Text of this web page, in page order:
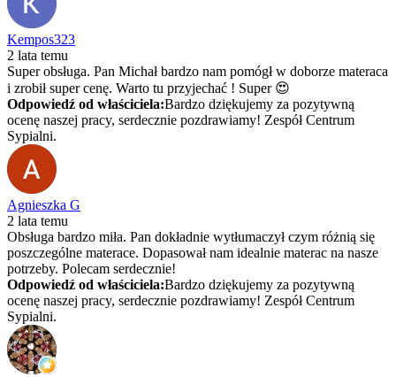
Kempos323
2 lata temu
Super obsługa. Pan Michał bardzo nam pomógł w doborze materaca
i zrobił super cenę. Warto tu przyjechać ! Super 😍
Odpowiedź od właściciela:Bardzo dziękujemy za pozytywną
ocenę naszej pracy, serdecznie pozdrawiamy! Zespół Centrum
Sypialni.
Agnieszka G
2 lata temu
Obsługa bardzo miła. Pan dokładnie wytłumaczył czym różnią się
poszczególne materace. Dopasował nam idealnie materac na nasze
potrzeby. Polecam serdecznie!
Odpowiedź od właściciela:Bardzo dziękujemy za pozytywną
ocenę naszej pracy, serdecznie pozdrawiamy! Zespół Centrum
Sypialni.